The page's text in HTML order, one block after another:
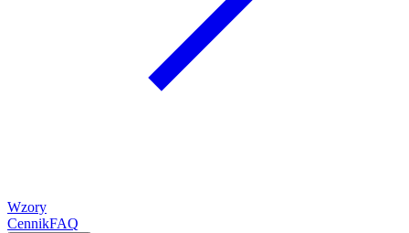
Wzory
CennikFAQ